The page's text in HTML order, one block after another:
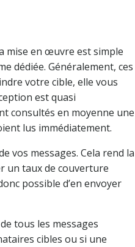
mise en œuvre est simple
dédiée. Généralement, ces
votre cible, elle vous
est quasi
consultés en moyenne une
lus immédiatement.
vos messages. Cela rend la
un taux de couverture
possible d’en envoyer
tous les messages
cibles ou si une